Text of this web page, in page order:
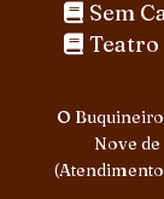
Sem
Teatro
O
Nove